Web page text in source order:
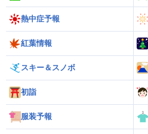
熱中症予報
紅葉情報
スキー＆スノボ
初詣
服装予報